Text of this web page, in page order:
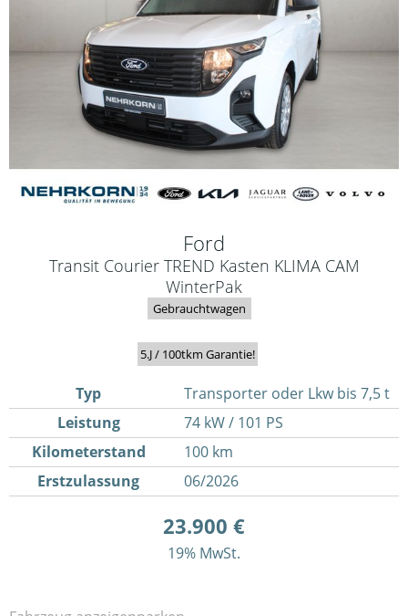
Ford
Transit Courier TREND Kasten KLIMA CAM
WinterPak
Gebrauchtwagen
5.J / 100tkm Garantie!
Typ
Transporter oder Lkw bis 7,5 t
Leistung
74 kW / 101 PS
Kilometerstand
100 km
Erstzulassung
06/2026
23.900 €
19% MwSt.